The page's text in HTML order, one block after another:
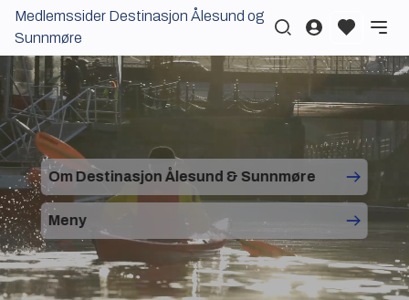
Medlemssider Destinasjon Ålesund og
Sunnmøre
Logg inn
Om Destinasjon Ålesund & Sunnmøre
Meny